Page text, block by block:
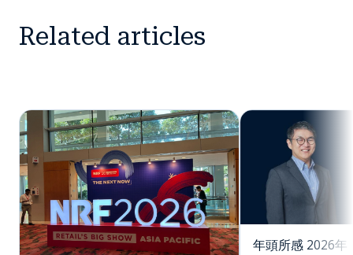
Related articles
年頭所感 2026年